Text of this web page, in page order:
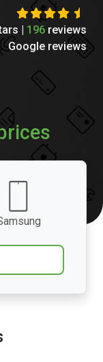
| 196 reviews
Google reviews